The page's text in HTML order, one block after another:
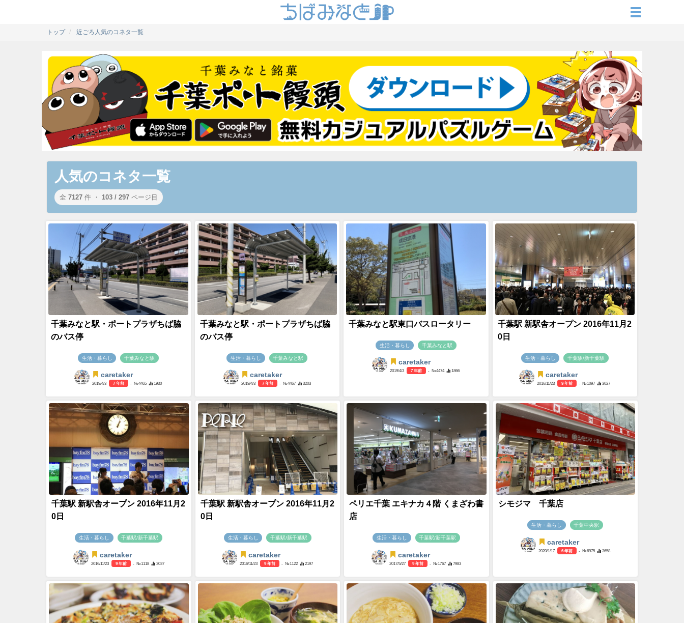
トップ 近ごろ人気のコネタ一覧
人気のコネタ一覧
全 7127 件 ・ 103 / 297 ページ目
千葉みなと駅・ポートプラザちば脇
のバス停
生活・暮らし 千葉みなと駅
caretaker
2019/4/3 7 年前 - №4465 1930
千葉みなと駅・ポートプラザちば脇
のバス停
生活・暮らし 千葉みなと駅
caretaker
2019/4/3 7 年前 - №4467 3203
千葉みなと駅東口バスロータリー
生活・暮らし 千葉みなと駅
caretaker
2019/4/3 7 年前 - №4474 1866
千葉駅 新駅舎オープン 2016年11月2
0日
生活・暮らし 千葉駅/新千葉駅
caretaker
2016/11/23 9 年前 - №1097 3027
千葉駅 新駅舎オープン 2016年11月2
0日
生活・暮らし 千葉駅/新千葉駅
caretaker
2016/11/23 9 年前 - №1118 3037
千葉駅 新駅舎オープン 2016年11月2
0日
生活・暮らし 千葉駅/新千葉駅
caretaker
2016/11/23 9 年前 - №1122 2197
ペリエ千葉 エキナカ４階 くまざわ書
店
生活・暮らし 千葉駅/新千葉駅
caretaker
2017/5/27 9 年前 - №1767 7983
シモジマ 千葉店
生活・暮らし 千葉中央駅
caretaker
2020/1/17 6 年前 - №6975 3658